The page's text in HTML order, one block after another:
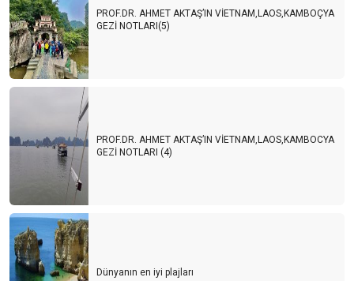
PROF.DR. AHMET AKTAŞ’IN VİETNAM,LAOS,KAMBOÇYA
GEZİ NOTLARI(5)
PROF.DR. AHMET AKTAŞ’IN VİETNAM,LAOS,KAMBOCYA
GEZİ NOTLARI (4)
Dünyanın en iyi plajları